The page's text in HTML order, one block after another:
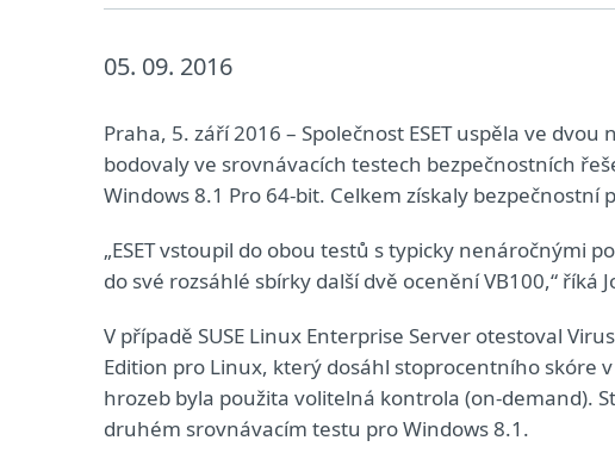
05. 09. 2016
Praha, 5. září 2016 – Společnost ESET uspěla ve
bodovaly ve srovnávacích testech bezpečnostních
Windows 8.1 Pro 64-bit. Celkem získaly bezpečnostní
„ESET vstoupil do obou testů s typicky nenáročnými
do své rozsáhlé sbírky další dvě ocenění VB100,“
V případě SUSE Linux Enterprise Server otestoval
Edition pro Linux, který dosáhl stoprocentního skóre
hrozeb byla použita volitelná kontrola (on-demand).
druhém srovnávacím testu pro Windows 8.1.